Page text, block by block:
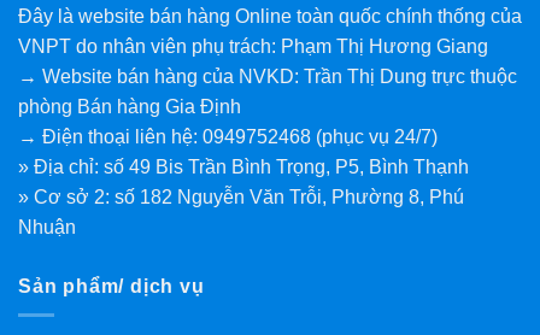
Đây là website bán hàng Online toàn quốc chính thống của
VNPT do nhân viên phụ trách: Phạm Thị Hương Giang
→ Website bán hàng của NVKD: Trần Thị Dung trực thuộc
phòng Bán hàng Gia Định
→ Điện thoại liên hệ: 0949752468 (phục vụ 24/7)
» Địa chỉ: số 49 Bis Trần Bình Trọng, P5, Bình Thạnh
» Cơ sở 2: số 182 Nguyễn Văn Trỗi, Phường 8, Phú
Nhuận
Sản phẩm/ dịch vụ